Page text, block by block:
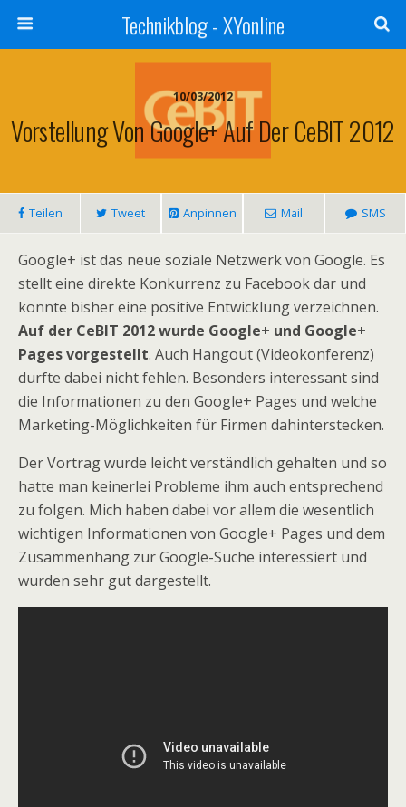
Technikblog - XYonline
10/03/2012
Vorstellung Von Google+ Auf Der CeBIT 2012
Teilen Tweet Anpinnen Mail SMS
Google+ ist das neue soziale Netzwerk von Google. Es
stellt eine direkte Konkurrenz zu Facebook dar und
konnte bisher eine positive Entwicklung verzeichnen.
Auf der CeBIT 2012 wurde Google+ und Google+
Pages vorgestellt. Auch Hangout (Videokonferenz)
durfte dabei nicht fehlen. Besonders interessant sind
die Informationen zu den Google+ Pages und welche
Marketing-Möglichkeiten für Firmen dahinterstecken.
Der Vortrag wurde leicht verständlich gehalten und so
hatte man keinerlei Probleme ihm auch entsprechend
zu folgen. Mich haben dabei vor allem die wesentlich
wichtigen Informationen von Google+ Pages und dem
Zusammenhang zur Google-Suche interessiert und
wurden sehr gut dargestellt.